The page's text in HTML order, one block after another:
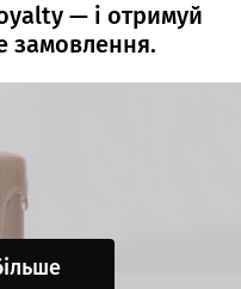
— і отримуй
замовлення.